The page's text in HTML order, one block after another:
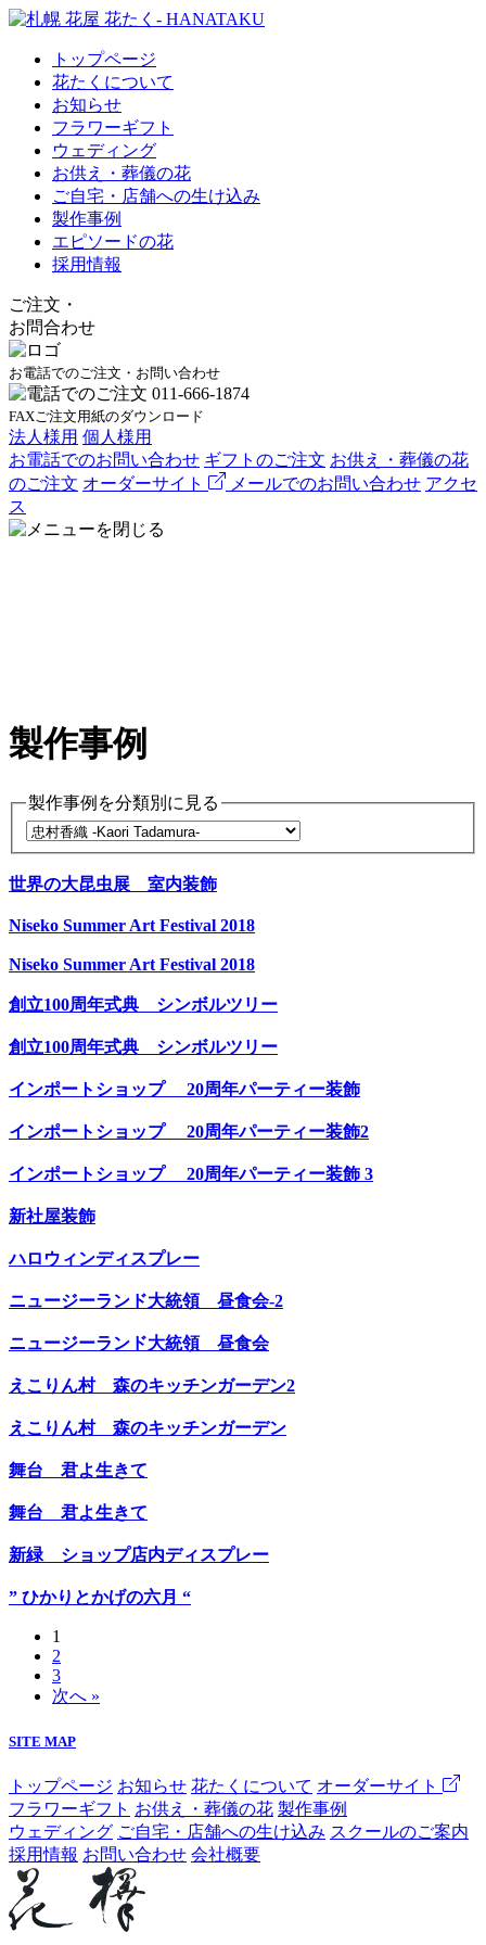
トップページ
花たくについて
お知らせ
フラワーギフト
ウェディング
お供え・葬儀の花
ご自宅・店舗への生け込み
製作事例
エピソードの花
採用情報
ご注文 ・
お問合わせ
お電話でのご注文・お問い合わせ
FAXご注文用紙のダウンロード
法人様用 個人様用
お電話でのお問い合わせ ギフトのご注文 お供え・葬儀の花
のご注文 オーダーサイト メールでのお問い合わせ アクセ
ス
製作事例
製作事例を分類別に見る
世界の大昆虫展 室内装飾
Niseko Summer Art Festival 2018
Niseko Summer Art Festival 2018
創立100周年式典 シンボルツリー
創立100周年式典 シンボルツリー
インポートショップ 20周年パーティー装飾
インポートショップ 20周年パーティー装飾2
インポートショップ 20周年パーティー装飾 3
新社屋装飾
ハロウィンディスプレー
ニュージーランド大統領 昼食会-2
ニュージーランド大統領 昼食会
えこりん村 森のキッチンガーデン2
えこりん村 森のキッチンガーデン
舞台 君よ生きて
舞台 君よ生きて
新緑 ショップ店内ディスプレー
” ひかりとかげの六月 “
1
2
3
次へ »
SITE MAP
トップページ お知らせ 花たくについて オーダーサイト
フラワーギフト お供え・葬儀の花 製作事例
ウェディング ご自宅・店舗への生け込み スクールのご案内
採用情報 お問い合わせ 会社概要